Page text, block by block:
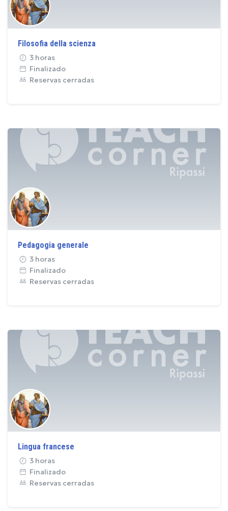
Filosofia della scienza
3 horas
Finalizado
Reservas cerradas
Pedagogia generale
3 horas
Finalizado
Reservas cerradas
Lingua francese
3 horas
Finalizado
Reservas cerradas